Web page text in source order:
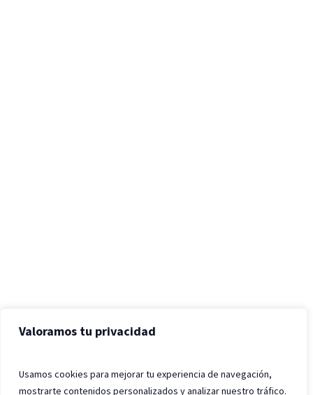
Valoramos tu privacidad
Usamos cookies para mejorar tu experiencia de navegación,
mostrarte contenidos personalizados y analizar nuestro tráfico.